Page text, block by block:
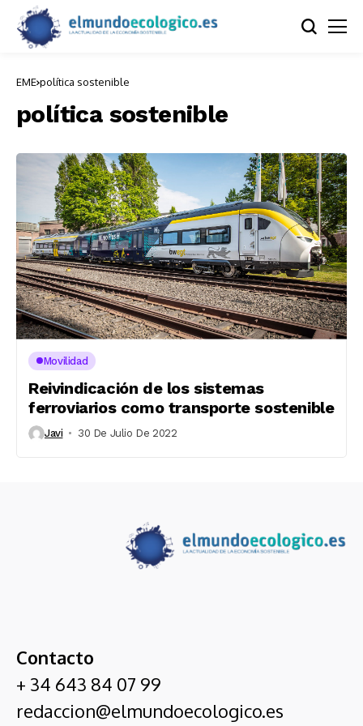
EME política sostenible
política sostenible
Movilidad
Reivindicación de los sistemas
ferroviarios como transporte sostenible
Javi 30 De Julio De 2022
Contacto
+ 34 643 84 07 99
redaccion@elmundoecologico.es